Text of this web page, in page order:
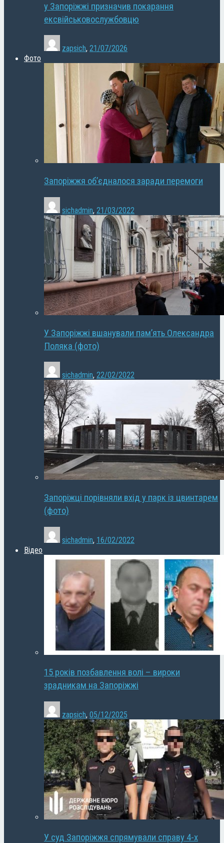
у Запоріжжі призначив покарання
ексвійськовослужбовцю
zapsich, 21/07/2026
Фото
Запоріжжя об’єдналося заради перемоги
sichadmin, 21/03/2022
У Запоріжжі вшанували пам’ять Олександра
Поляка (фото)
sichadmin, 22/02/2022
Запоріжці порівняли вхід у парк із цвинтарем
(фото)
sichadmin, 16/02/2022
Відео
15 років позбавлення волі – вироки
зрадникам на Запоріжжі
zapsich, 05/12/2025
У суд Запоріжжя спрямували справу 4-х